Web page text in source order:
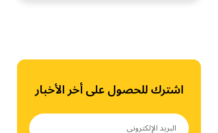
اشترك للحصول على أخر الأخبار